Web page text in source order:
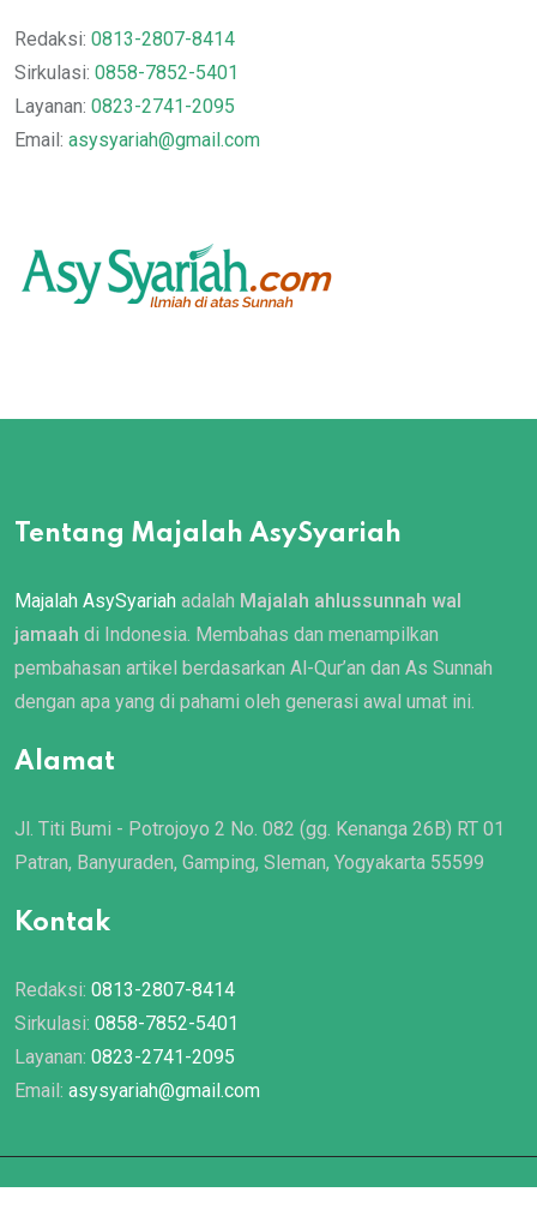
Redaksi: 0813-2807-8414
Sirkulasi: 0858-7852-5401
Layanan: 0823-2741-2095
Email: asysyariah@gmail.com
Tentang Majalah AsySyariah
Majalah AsySyariah adalah Majalah ahlussunnah wal
jamaah di Indonesia. Membahas dan menampilkan
pembahasan artikel berdasarkan Al-Qur’an dan As Sunnah
dengan apa yang di pahami oleh generasi awal umat ini.
Alamat
Jl. Titi Bumi - Potrojoyo 2 No. 082 (gg. Kenanga 26B) RT 01
Patran, Banyuraden, Gamping, Sleman, Yogyakarta 55599
Kontak
Redaksi: 0813-2807-8414
Sirkulasi: 0858-7852-5401
Layanan: 0823-2741-2095
Email: asysyariah@gmail.com